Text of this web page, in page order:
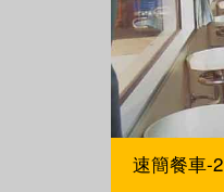
速簡餐車-2